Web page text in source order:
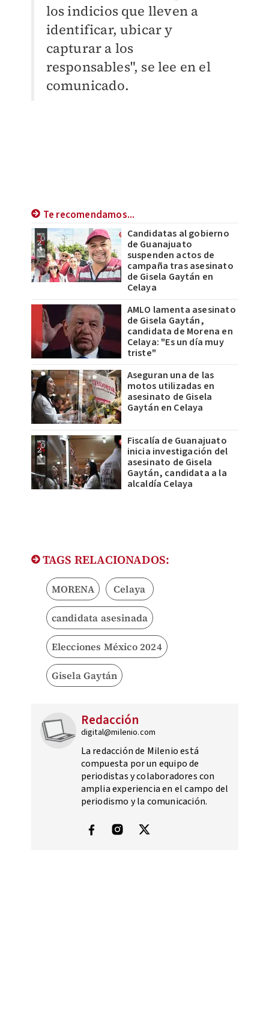
los indicios que lleven a
identificar, ubicar y
capturar a los
responsables", se lee en el
comunicado.
Te recomendamos...
Candidatas al gobierno
de Guanajuato
suspenden actos de
campaña tras asesinato
de Gisela Gaytán en
Celaya
AMLO lamenta asesinato
de Gisela Gaytán,
candidata de Morena en
Celaya: "Es un día muy
triste"
Aseguran una de las
motos utilizadas en
asesinato de Gisela
Gaytán en Celaya
Fiscalía de Guanajuato
inicia investigación del
asesinato de Gisela
Gaytán, candidata a la
alcaldía Celaya
TAGS RELACIONADOS:
MORENA Celaya
candidata asesinada
Elecciones México 2024
Gisela Gaytán
Redacción
digital@milenio.com
La redacción de Milenio está
compuesta por un equipo de
periodistas y colaboradores con
amplia experiencia en el campo del
periodismo y la comunicación.